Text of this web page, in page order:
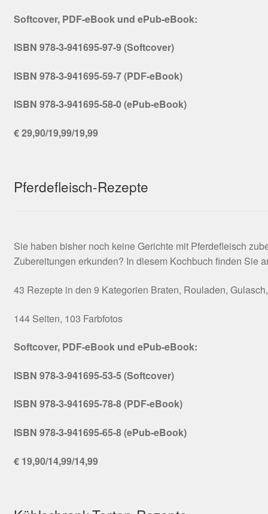
Softcover, PDF-eBook und ePub-eBook:
ISBN 978-3-941695-97-9 (Softcover)
ISBN 978-3-941695-59-7 (PDF-eBook)
ISBN 978-3-941695-58-0 (ePub-eBook)
€ 29,90/19,99/19,99
Pferdefleisch-Rezepte
Sie haben bisher noch keine Gerichte mit Pferdefleisch
Zubereitungen erkunden? In diesem Kochbuch finden Sie
43 Rezepte in den 9 Kategorien Braten, Rouladen,
144 Seiten, 103 Farbfotos
Softcover, PDF-eBook und ePub-eBook:
ISBN 978-3-941695-53-5 (Softcover)
ISBN 978-3-941695-78-8 (PDF-eBook)
ISBN 978-3-941695-65-8 (ePub-eBook)
€ 19,90/14,99/14,99